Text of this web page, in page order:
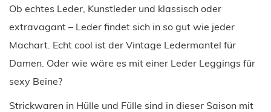
Ob echtes Leder, Kunstleder und klassisch oder
extravagant – Leder findet sich in so gut wie jeder
Machart. Echt cool ist der Vintage Ledermantel für
Damen. Oder wie wäre es mit einer Leder Leggings für
sexy Beine?
Strickwaren in Hülle und Fülle sind in dieser Saison mit